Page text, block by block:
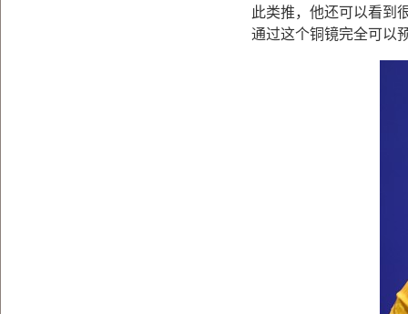
此类推，他还可以看到
通过这个铜镜完全可以